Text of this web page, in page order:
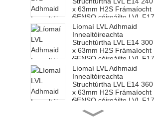
x 63mm H2S Frámaíocht
SENSO cóireáilte LVL F17
Líomaí LVL Adhmaid
Innealtóireachta
Struchtúrtha LVL E14 300
x 63mm H2S Frámaíocht
SENSO cóireáilte LVL F17
Líomaí LVL Adhmaid
Innealtóireachta
Struchtúrtha LVL E14 360
x 63mm H2S Frámaíocht
SENSO cóireáilte LVL F17
Líomaí LVL Adhmaid
Innealtóireachta